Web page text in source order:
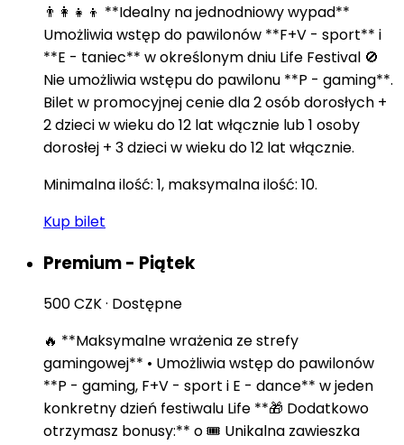
👨‍👩‍👧‍👦 **Idealny na jednodniowy wypad**
Umożliwia wstęp do pawilonów **F+V - sport** i
**E - taniec** w określonym dniu Life Festival 🚫
Nie umożliwia wstępu do pawilonu **P - gaming**.
Bilet w promocyjnej cenie dla 2 osób dorosłych +
2 dzieci w wieku do 12 lat włącznie lub 1 osoby
dorosłej + 3 dzieci w wieku do 12 lat włącznie.
Minimalna ilość: 1, maksymalna ilość: 10.
Kup bilet
Premium - Piątek
500 CZK· Dostępne
🔥 **Maksymalne wrażenia ze strefy
gamingowej** • Umożliwia wstęp do pawilonów
**P - gaming, F+V - sport i E - dance** w jeden
konkretny dzień festiwalu Life **🎁 Dodatkowo
otrzymasz bonusy:** o 🎟️ Unikalna zawieszka